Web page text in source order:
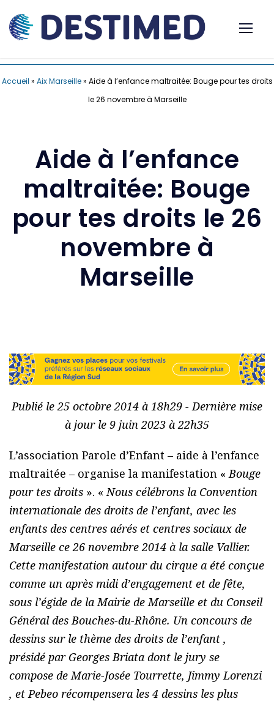
Accueil » Aix Marseille» Aide à l’enfance maltraitée: Bouge pour tes droits
le 26 novembre à Marseille
Aide à l’enfance
maltraitée: Bouge
pour tes droits le 26
novembre à
Marseille
Publié le 25 octobre 2014 à 18h29 - Dernière mise
à jour le 9 juin 2023 à 22h35
L’association Parole d’Enfant – aide à l’enfance
maltraitée – organise la manifestation «Bouge
pour tes droits ». «Nous célébrons la Convention
internationale des droits de l’enfant, avec les
enfants des centres aérés et centres sociaux de
Marseille ce 26 novembre 2014 à la salle Vallier.
Cette manifestation autour du cirque a été conçue
comme un après midi d’engagement et de fête,
sous l’égide de la Mairie de Marseille et du Conseil
Général des Bouches-du-Rhône. Un concours de
dessins sur le thème des droits de l’enfant ,
présidé par Georges Briata dont le jury se
compose de Marie-Josée Tourrette, Jimmy Lorenzi
, et Pebeo récompensera les 4 dessins les plus